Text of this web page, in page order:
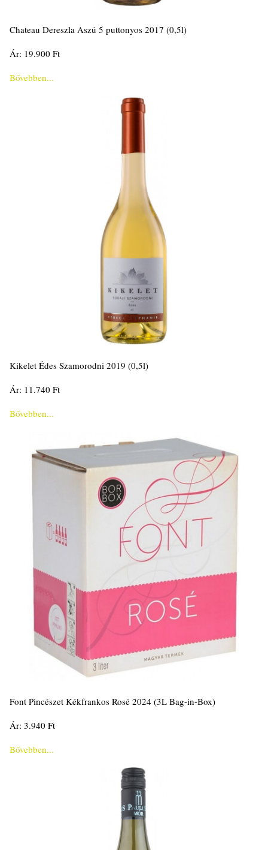
Chateau Dereszla Aszú 5 puttonyos 2017 (0,5l)
Ár: 19.900 Ft
Bővebben...
Kikelet Édes Szamorodni 2019 (0,5l)
Ár: 11.740 Ft
Bővebben...
Font Pincészet Kékfrankos Rosé 2024 (3L Bag-in-Box)
Ár: 3.940 Ft
Bővebben...